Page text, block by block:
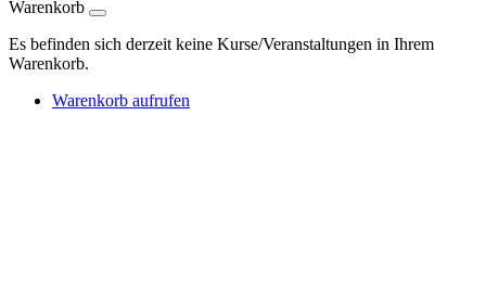
Warenkorb
Es befinden sich derzeit keine Kurse/Veranstaltungen in Ihrem
Warenkorb.
Warenkorb aufrufen